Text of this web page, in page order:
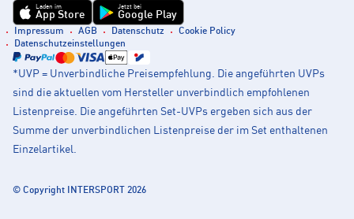
Laden im
App Store
Jetzt bei
Google Play
Impressum AGB Datenschutz
Cookie Policy
Datenschutzeinstellungen
*UVP = Unverbindliche Preisempfehlung. Die angeführten UVPs
sind die aktuellen vom Hersteller unverbindlich empfohlenen
Listenpreise. Die angeführten Set-UVPs ergeben sich aus der
Summe der unverbindlichen Listenpreise der im Set enthaltenen
Einzelartikel.
© Copyright INTERSPORT 2026